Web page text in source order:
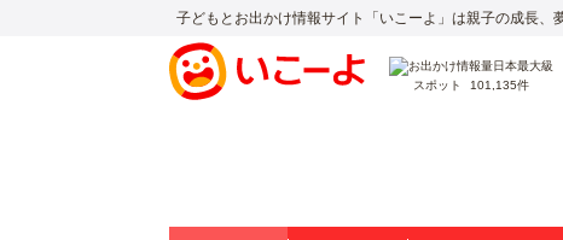
子どもとお出かけ情報サイト「いこーよ」は親子の成長、
スポット 101,135件